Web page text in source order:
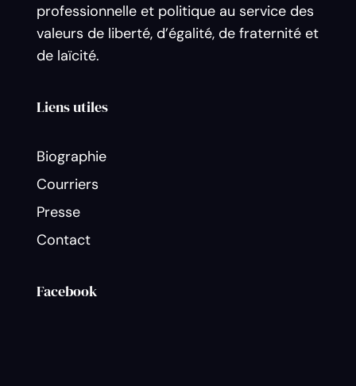
professionnelle et politique au service des
valeurs de liberté, d’égalité, de fraternité et
de laïcité.
Liens utiles
Biographie
Courriers
Presse
Contact
Facebook